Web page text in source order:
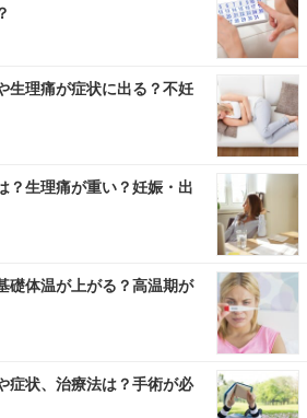
生理痛が症状に出る？不妊
？生理痛が重い？妊娠・出
礎体温が上がる？高温期が
症状、治療法は？手術が必